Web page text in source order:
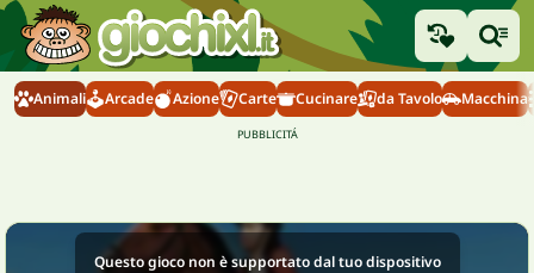
Animali Arcade Azione Carte Cucinare da Tavolo Macchina
Questo gioco non è supportato dal tuo dispositivo